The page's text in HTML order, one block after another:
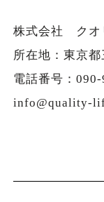
株式会社 クオ
所在地：東京
電話番号：
info@quality-